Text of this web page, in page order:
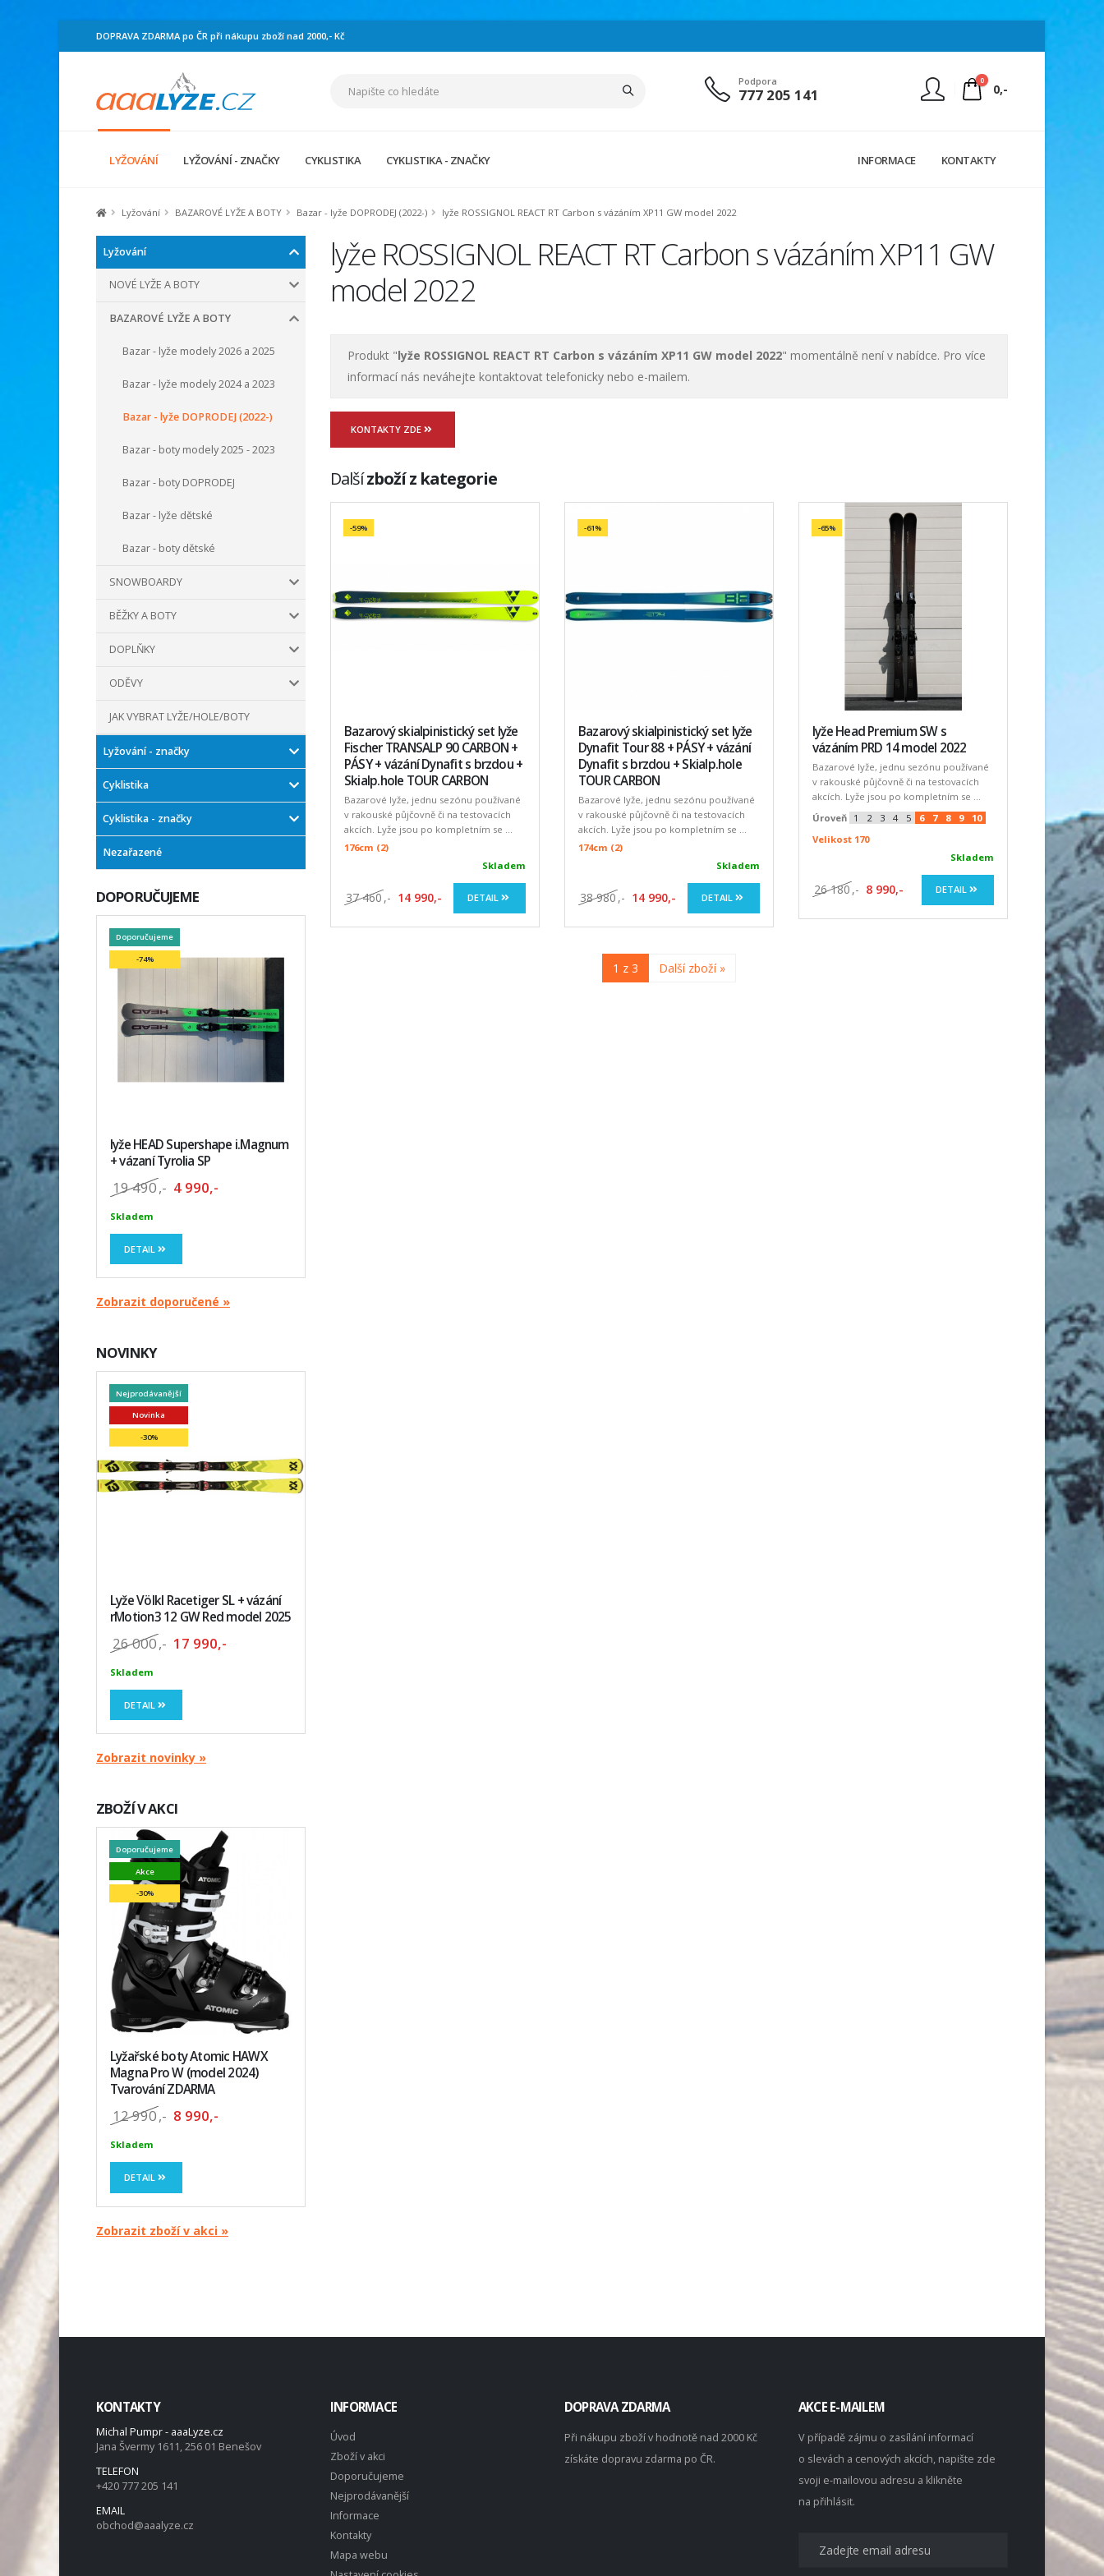
DOPRAVA ZDARMA po ČR při nákupu zboží nad 2000,- Kč
Podpora
777 205 141
0
0,-
LYŽOVÁNÍ LYŽOVÁNÍ - ZNAČKY CYKLISTIKA CYKLISTIKA - ZNAČKY INFORMACE KONTAKTY
Lyžování BAZAROVÉ LYŽE A BOTY Bazar - lyže DOPRODEJ (2022-) lyže ROSSIGNOL REACT RT Carbon s vázáním XP11 GW model 2022
Lyžování
NOVÉ LYŽE A BOTY
BAZAROVÉ LYŽE A BOTY
Bazar - lyže modely 2026 a 2025
Bazar - lyže modely 2024 a 2023
Bazar - lyže DOPRODEJ (2022-)
Bazar - boty modely 2025 - 2023
Bazar - boty DOPRODEJ
Bazar - lyže dětské
Bazar - boty dětské
SNOWBOARDY
BĚŽKY A BOTY
DOPLŇKY
ODĚVY
JAK VYBRAT LYŽE/HOLE/BOTY
Lyžování - značky
Cyklistika
Cyklistika - značky
Nezařazené
DOPORUČUJEME
Doporučujeme
-74%
lyže HEAD Supershape i.Magnum
+ vázaní Tyrolia SP
19 490,- 4 990,-
Skladem
DETAIL
Zobrazit doporučené »
NOVINKY
Nejprodávanější
Novinka
-30%
Lyže Völkl Racetiger SL + vázání
rMotion3 12 GW Red model 2025
26 000,- 17 990,-
Skladem
DETAIL
Zobrazit novinky »
ZBOŽÍ V AKCI
Doporučujeme
Akce
-30%
Lyžařské boty Atomic HAWX
Magna Pro W (model 2024)
Tvarování ZDARMA
12 990,- 8 990,-
Skladem
DETAIL
Zobrazit zboží v akci »
lyže ROSSIGNOL REACT RT Carbon s vázáním XP11 GW
model 2022
Produkt "lyže ROSSIGNOL REACT RT Carbon s vázáním XP11 GW model 2022" momentálně není v nabídce. Pro více
informací nás neváhejte kontaktovat telefonicky nebo e-mailem.
KONTAKTY ZDE
Dalšízboží z kategorie
-59%
Bazarový skialpinistický set lyže
Fischer TRANSALP 90 CARBON +
PÁSY + vázání Dynafit s brzdou +
Skialp.hole TOUR CARBON
Bazarové lyže, jednu sezónu používané
v rakouské půjčovně či na testovacích
akcích. Lyže jsou po kompletním se ...
176cm (2)
Skladem
37 460 ,- 14 990,- DETAIL
-61%
Bazarový skialpinistický set lyže
Dynafit Tour 88 + PÁSY + vázání
Dynafit s brzdou + Skialp.hole
TOUR CARBON
Bazarové lyže, jednu sezónu používané
v rakouské půjčovně či na testovacích
akcích. Lyže jsou po kompletním se ...
174cm (2)
Skladem
38 980 ,- 14 990,- DETAIL
-65%
lyže Head Premium SW s
vázáním PRD 14 model 2022
Bazarové lyže, jednu sezónu používané
v rakouské půjčovně či na testovacích
akcích. Lyže jsou po kompletním se ...
Úroveň
1 2 3 4 5 6 7 8 9
10
Velikost 170
Skladem
26 180 ,- 8 990,- DETAIL
1 z 3 Další zboží »
KONTAKTY
Michal Pumpr - aaaLyze.cz
Jana Švermy 1611, 256 01 Benešov
TELEFON
+420 777 205 141
EMAIL
obchod@aaalyze.cz
INFORMACE
Úvod
Zboží v akci
Doporučujeme
Nejprodávanější
Informace
Kontakty
Mapa webu
DOPRAVA ZDARMA
Při nákupu zboží v hodnotě nad 2000 Kč
získáte dopravu zdarma po ČR.
AKCE E-MAILEM
V případě zájmu o zasílání informací
o slevách a cenových akcích, napište zde
svoji e-mailovou adresu a klikněte
na přihlásit.